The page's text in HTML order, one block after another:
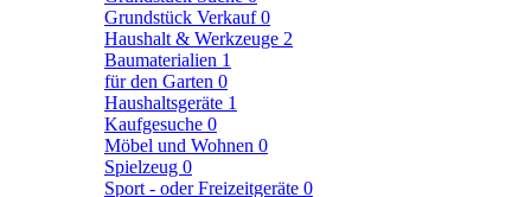
Grundstück Verkauf0
Haushalt & Werkzeuge 2
Baumaterialien 1
für den Garten 0
Haushaltsgeräte 1
Kaufgesuche 0
Möbel und Wohnen 0
Spielzeug 0
Sport - oder Freizeitgeräte 0